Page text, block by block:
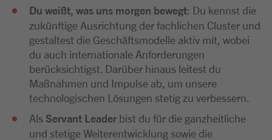
Du weißt, was uns morgen bewegt: Du kennst die
zukünftige Ausrichtung der fachlichen Cluster und
gestaltest die Geschäftsmodelle aktiv mit, wobei
du auch internationale Anforderungen
berücksichtigst. Darüber hinaus leitest du
Maßnahmen und Impulse ab, um unsere
technologischen Lösungen stetig zu verbessern.
Als Servant Leader bist du für die ganzheitliche
und stetige Weiterentwicklung sowie die